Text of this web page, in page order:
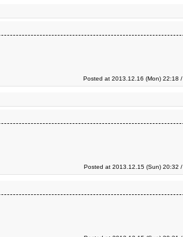
Posted at 2013.12.16 (Mon) 22:18 /
Posted at 2013.12.15 (Sun) 20:32 /